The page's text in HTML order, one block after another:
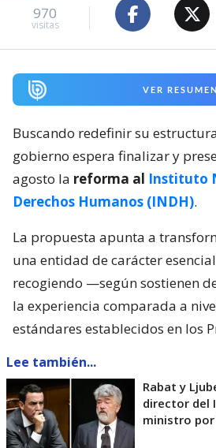
970
visitas
VER RESUMEN
Buscando redefinir su
gobierno espera finalizar y
agosto la reforma al Instituto
Derechos Humanos (INDH).
La propuesta apunta a
una entidad de carácter
recogiendo —según sostienen
la experiencia comparada a
estándares establecidos en los
Lee también...
Rabat y
director del
ministro